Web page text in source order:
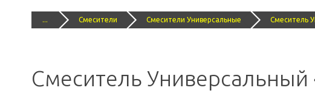
... Смесители Смесители Универсальные Смеситель
Смеситель Универсальный